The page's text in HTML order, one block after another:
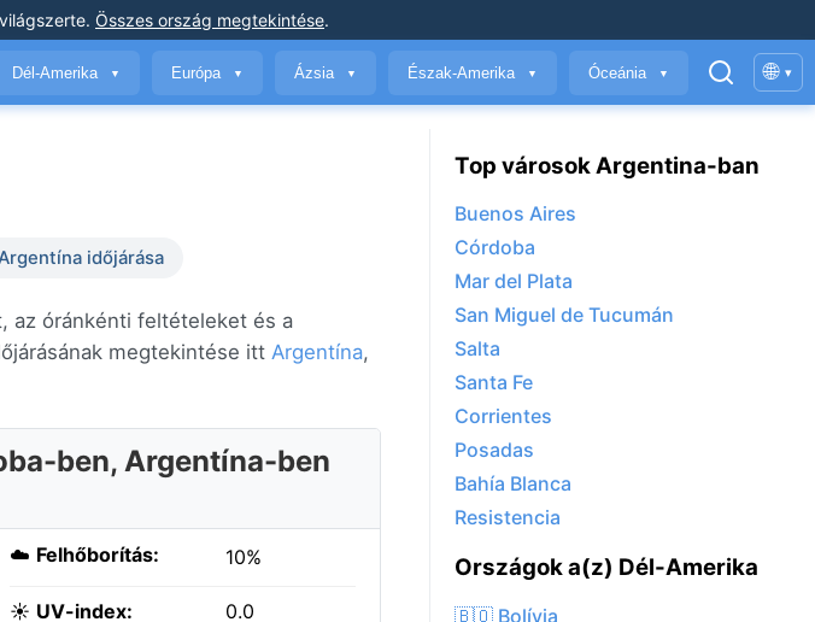
. Összes ország megtekintése.
Dél-Amerika ▼ Európa ▼ Ázsia ▼ Észak-Amerika ▼ Óceánia ▼ 🌐 ▾
időjárása
az óránkénti feltételeket és a
megtekintése itt Argentína,
ben, Argentína-ben
☁️ Felhőborítás: 10%
☀️ UV-index: 0.0
Top városok Argentina-ban
Buenos Aires
Córdoba
Mar del Plata
San Miguel de Tucumán
Salta
Santa Fe
Corrientes
Posadas
Bahía Blanca
Resistencia
Országok a(z) Dél-Amerika
🇧🇴 Bolívia